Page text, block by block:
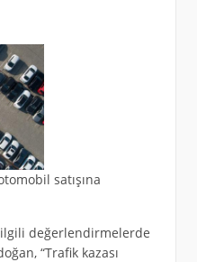
satışına
ilgili değerlendirmelerde
“Trafik kazası